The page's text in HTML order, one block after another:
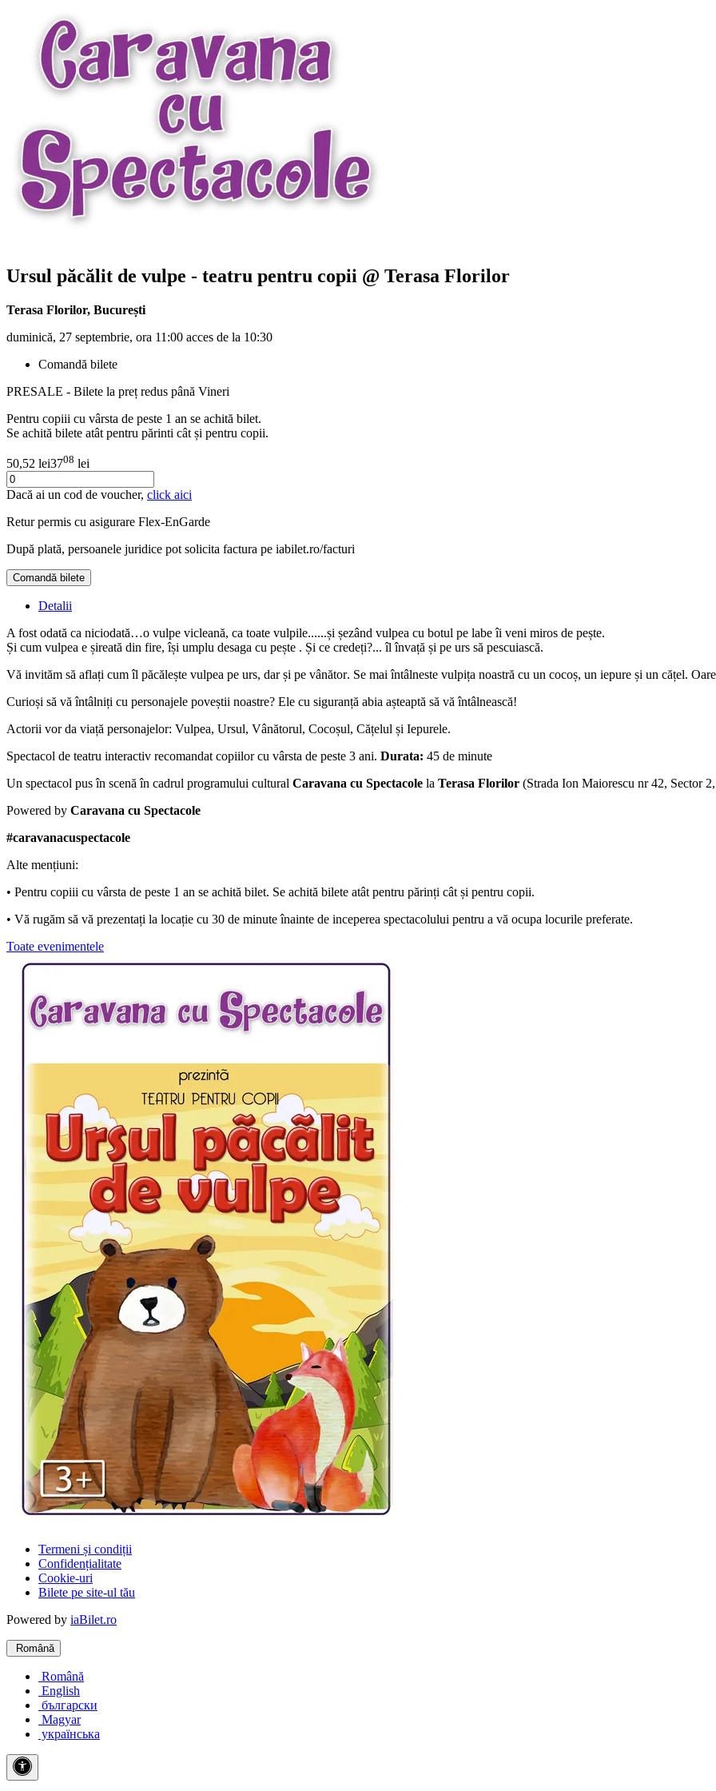
Ursul păcălit de vulpe - teatru pentru copii @ Terasa Florilor
Terasa Florilor, București
duminică, 27 septembrie, ora 11:00 acces de la 10:30
Comandă bilete
PRESALE - Bilete la preț redus până Vineri
Pentru copiii cu vârsta de peste 1 an se achită bilet.
Se achită bilete atât pentru părinti cât și pentru copii.
50,52 lei3708 lei
Dacă ai un cod de voucher, click aici
Retur permis cu asigurare Flex-EnGarde
După plată, persoanele juridice pot solicita factura pe iabilet.ro/facturi
Comandă bilete
Detalii
A fost odată ca niciodată…o vulpe vicleană, ca toate vulpile......și șezând vulpea cu botul pe labe îi veni miros de pește.
Și cum vulpea e șireată din fire, își umplu desaga cu pește . Și ce credeți?... îl învață și pe urs să pescuiască.
Vă invităm să aflați cum îl păcălește vulpea pe urs, dar și pe vânător. Se mai întâlneste vulpița noastră cu un cocoș, un iepure și un cățel.
Curioși să vă întâlniți cu personajele poveștii noastre? Ele cu siguranță abia așteaptă să vă întâlnească!
Actorii vor da viață personajelor: Vulpea, Ursul, Vânătorul, Cocoșul, Cățelul și Iepurele.
Spectacol de teatru interactiv recomandat copiilor cu vârsta de peste 3 ani. Durata: 45 de minute
Un spectacol pus în scenă în cadrul programului cultural Caravana cu Spectacole la Terasa Florilor (Strada Ion Maiorescu nr 42, Sector
Powered by Caravana cu Spectacole
#caravanacuspectacole
Alte mențiuni:
• Pentru copiii cu vârsta de peste 1 an se achită bilet. Se achită bilete atât pentru părinți cât și pentru copii.
• Vă rugăm să vă prezentați la locație cu 30 de minute înainte de inceperea spectacolului pentru a vă ocupa locurile preferate.
Toate evenimentele
Termeni și condiții
Confidențialitate
Cookie-uri
Bilete pe site-ul tău
Powered by iaBilet.ro
Română
Română
English
български
Magyar
українська